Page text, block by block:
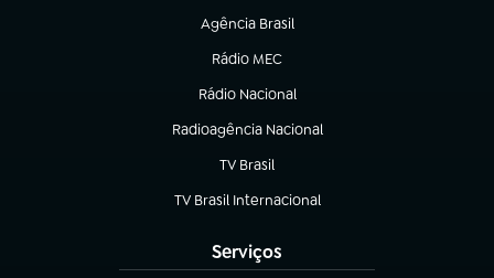
Agência Brasil
(abre em nova aba)
Rádio MEC
(abre em nova aba)
Rádio Nacional
Radioagência Nacional
(abre em nova aba)
TV Brasil
(abre em nova aba)
TV Brasil Internacional
(abre em nova aba)
Serviços